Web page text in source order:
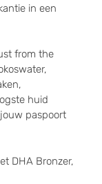
in een
from the
huid
paspoort
DHA Bronzer,